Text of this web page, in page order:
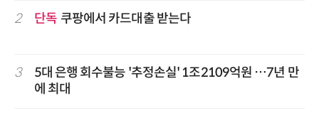
2 단독 쿠팡에서 카드대출 받는다
3
5대 은행 회수불능 '추정손실' 1조2109억원 …7년 만
에 최대